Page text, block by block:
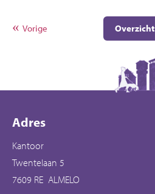
Overzicht
Vorige
Contactinformatie
Adres
Kantoor
Twentelaan 5
7609 RE ALMELO